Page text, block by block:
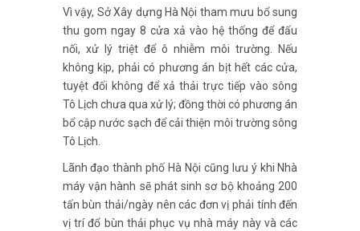
Vì vậy, Sở Xây dựng Hà Nội tham mưu bổ sung
thu gom ngay 8 cửa xả vào hệ thống để đấu
nối, xử lý triệt để ô nhiễm môi trường. Nếu
không kịp, phải có phương án bịt hết các cửa,
tuyệt đối không để xả thải trực tiếp vào sông
Tô Lịch chưa qua xử lý; đồng thời có phương án
bổ cập nước sạch để cải thiện môi trường sông
Tô Lịch.
Lãnh đạo thành phố Hà Nội cũng lưu ý khi Nhà
máy vận hành sẽ phát sinh sơ bộ khoảng 200
tấn bùn thải/ngày nên các đơn vị phải tính đến
vị trí đổ bùn thải phục vụ nhà máy này và các